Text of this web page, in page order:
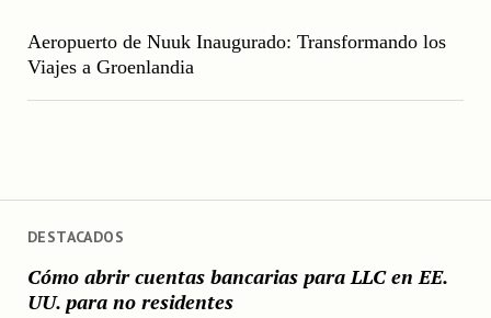
DESTACADOS
Cómo abrir cuentas bancarias para LLC en EE.
UU. para no residentes
Aeropuerto de Nuuk Inaugurado: Transformando los
Viajes a Groenlandia